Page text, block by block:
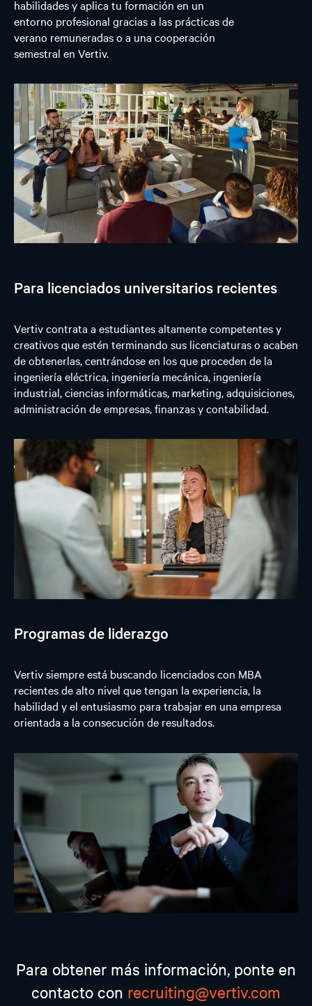
habilidades y aplica tu formación en un
entorno profesional gracias a las prácticas de
verano remuneradas o a una cooperación
semestral en Vertiv.
Para licenciados universitarios recientes
Vertiv contrata a estudiantes altamente competentes y
creativos que estén terminando sus licenciaturas o acaben
de obtenerlas, centrándose en los que proceden de la
ingeniería eléctrica, ingeniería mecánica, ingeniería
industrial, ciencias informáticas, marketing, adquisiciones,
administración de empresas, finanzas y contabilidad.
Programas de liderazgo
Vertiv siempre está buscando licenciados con MBA
recientes de alto nivel que tengan la experiencia, la
habilidad y el entusiasmo para trabajar en una empresa
orientada a la consecución de resultados.
Para obtener más información, ponte en
contacto con recruiting@vertiv.com